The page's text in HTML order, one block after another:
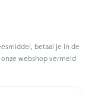
betaal je in de
webshop vermeld